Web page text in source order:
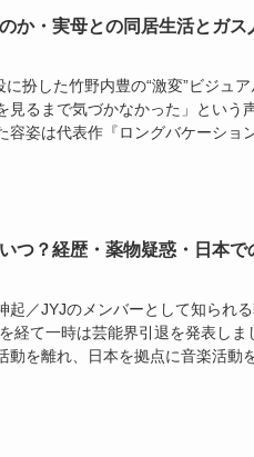
か・実母との同居生活とガス
扮した竹野内豊の“激変”ビジュア
見るまで気づかなかった」という
姿は代表作『ロングバケーション
つ？経歴・薬物疑惑・日本で
起／JYJのメンバーとして知られ
経て一時は芸能界引退を発表しま
動を離れ、日本を拠点に音楽活動